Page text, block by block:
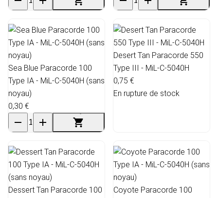
Sea Blue Paracorde 100
Type IA - MiL-C-5040H (sans
noyau)
0,30 €
Desert Tan Paracorde 550
Type III - MiL-C-5040H
0,75 €
En rupture de stock
Dessert Tan Paracorde 100
Coyote Paracorde 100